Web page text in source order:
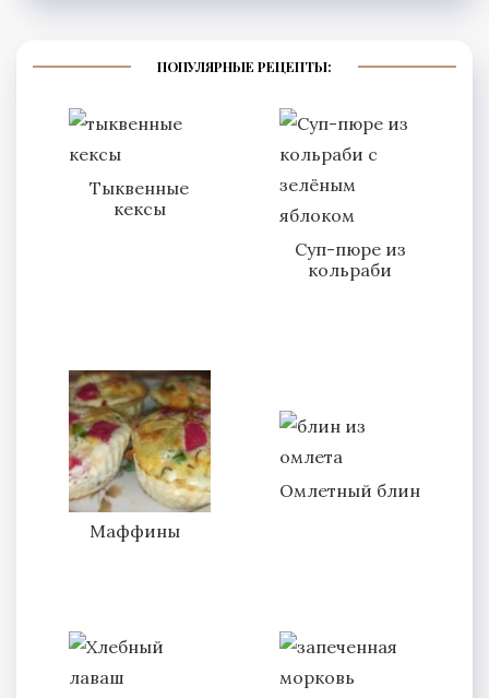
ПОПУЛЯРНЫЕ РЕЦЕПТЫ:
Тыквенные
кексы
Суп-пюре из
кольраби
Маффины
Омлетный блин